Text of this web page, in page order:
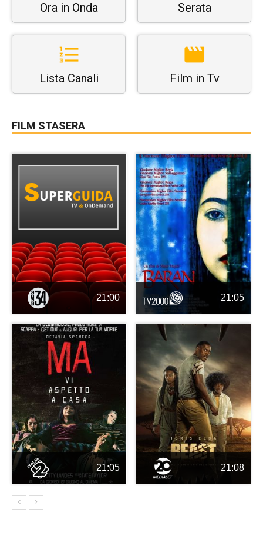
Ora in Onda Serata
Lista Canali Film in Tv
FILM STASERA
21:00 21:05
21:05 21:08